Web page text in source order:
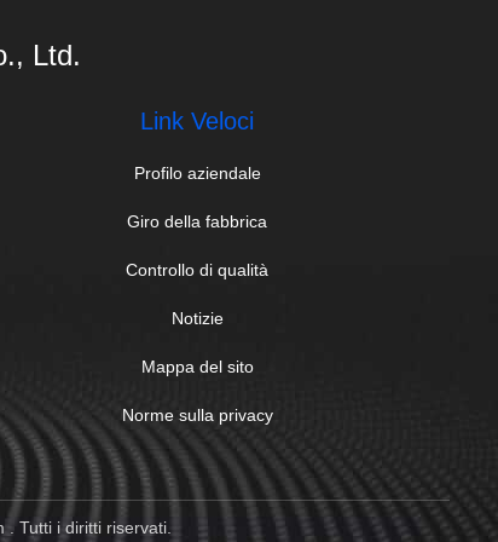
Ltd.
Link Veloci
Profilo aziendale
Giro della fabbrica
Controllo di qualità
Notizie
Mappa del sito
Norme sulla privacy
Tutti i diritti riservati.